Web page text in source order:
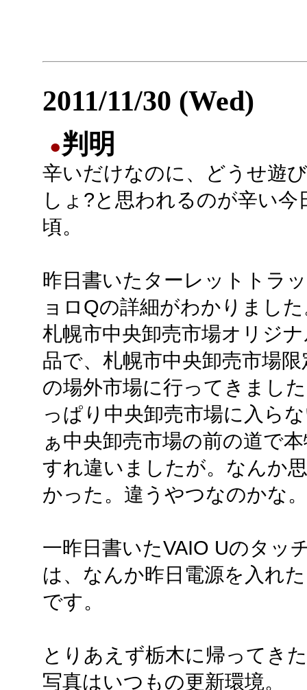
2011/11/30 (Wed)
●判明
辛いだけなのに、どうせ遊
しょ?と思われるのが辛い今
頃。
昨日書いたターレットトラ
ョロQの詳細がわかりまし
札幌市中央卸売市場オリジ
品で、札幌市中央卸売市場
の場外市場に行ってきまし
っぱり中央卸売市場に入ら
ぁ中央卸売市場の前の道で
すれ違いましたが。なんか
かった。違うやつなのかな。
一昨日書いたVAIO Uのタッ
は、なんか昨日電源を入れ
です。
とりあえず栃木に帰ってき
写真はいつもの更新環境。